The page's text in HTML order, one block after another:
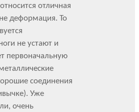
отличная
деформация. То
не устают и
первоначальную
соединения
Уже
очень